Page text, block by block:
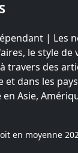
| Les
le style de
travers des
et dans les pays
Asie,
en moyenne